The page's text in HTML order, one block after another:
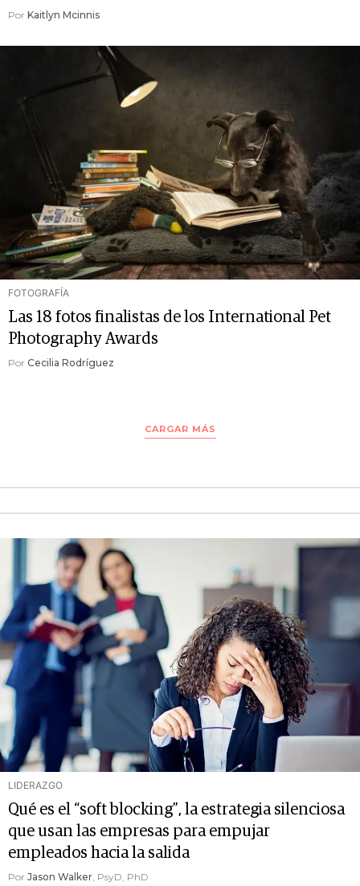
Por Kaitlyn Mcinnis
FOTOGRAFÍA
Las 18 fotos finalistas de los International Pet
Photography Awards
Por Cecilia Rodríguez
CARGAR MÁS
LIDERAZGO
Qué es el “soft blocking”, la estrategia silenciosa
que usan las empresas para empujar
empleados hacia la salida
Por Jason Walker , PsyD, PhD